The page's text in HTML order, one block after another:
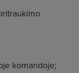
komandoje;